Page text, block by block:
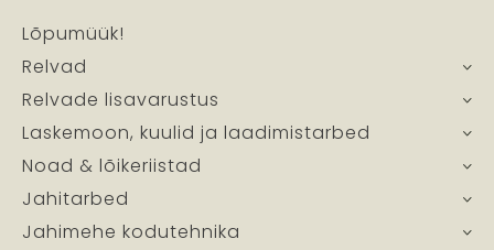
Lõpumüük!
Relvad
Relvade lisavarustus
Laskemoon, kuulid ja laadimistarbed
Noad & lõikeriistad
Jahitarbed
Jahimehe kodutehnika